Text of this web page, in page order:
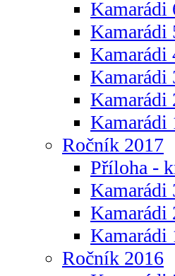
Kamarádi
Kamarádi
Kamarádi
Kamarádi
Kamarádi
Kamarádi
Ročník 2017
Příloha -
Kamarádi
Kamarádi
Kamarádi
Ročník 2016